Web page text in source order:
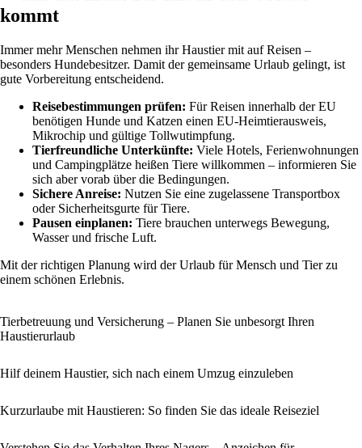
kommt
Immer mehr Menschen nehmen ihr Haustier mit auf Reisen –
besonders Hundebesitzer. Damit der gemeinsame Urlaub gelingt, ist
gute Vorbereitung entscheidend.
Reisebestimmungen prüfen: Für Reisen innerhalb der EU
benötigen Hunde und Katzen einen EU-Heimtierausweis,
Mikrochip und gültige Tollwutimpfung.
Tierfreundliche Unterkünfte: Viele Hotels, Ferienwohnungen
und Campingplätze heißen Tiere willkommen – informieren Sie
sich aber vorab über die Bedingungen.
Sichere Anreise: Nutzen Sie eine zugelassene Transportbox
oder Sicherheitsgurte für Tiere.
Pausen einplanen: Tiere brauchen unterwegs Bewegung,
Wasser und frische Luft.
Mit der richtigen Planung wird der Urlaub für Mensch und Tier zu
einem schönen Erlebnis.
Tierbetreuung und Versicherung – Planen Sie unbesorgt Ihren
Haustierurlaub
Hilf deinem Haustier, sich nach einem Umzug einzuleben
Kurzurlaube mit Haustieren: So finden Sie das ideale Reiseziel